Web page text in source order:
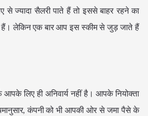
से ज्यादा सैलरी पाते हैं तो इससे बाहर रहने का
लेकिन एक बार आप इस स्कीम से जुड़ जाते हैं
आपके लिए ही अनिवार्य नहीं है। आपके नियोक्ता
कंपनी को भी आपकी ओर से जमा पैसे के